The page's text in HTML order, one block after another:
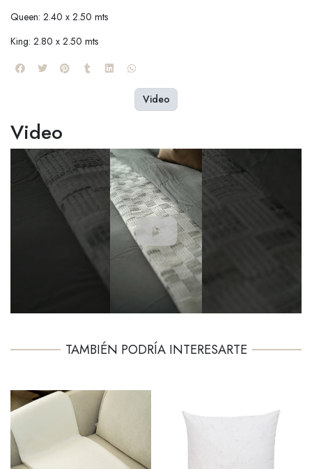
Queen: 2.40 x 2.50 mts
King: 2.80 x 2.50 mts
Video
Video
TAMBIÉN PODRÍA INTERESARTE